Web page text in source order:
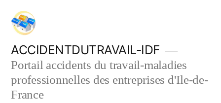
Aller
contenu
ACCIDENTDUTRAVAIL-IDF
Portail accidents du travail-maladies
professionnelles des entreprises d'Ile-de-
France